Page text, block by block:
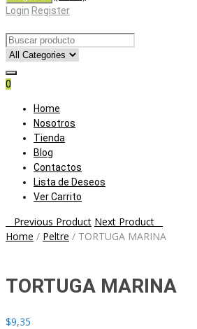
Login Register
0
Skip
content
Home
Nosotros
Tienda
Blog
Contactos
Lista de Deseos
Ver Carrito
Post
navigation
Previous Product Next Product
Home / Peltre / TORTUGA MARINA
TORTUGA MARINA
$9,35